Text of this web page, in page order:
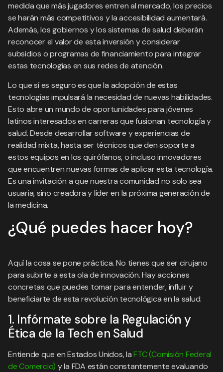
medida que más jugadores entren al mercado, los precios
se harán más competitivos y la accesibilidad aumentará.
Además, los gobiernos y los sistemas de salud deberán
reconocer el valor de esta inversión y considerar
subsidios o programas de financiamiento para integrar
estas tecnologías en sus redes de atención.
Lo que sí es seguro es que la adopción de estas
tecnologías impulsará la necesidad de nuevas habilidades.
Esto abre un mundo de oportunidades para jóvenes
latinos interesados en carreras que fusionan tecnología y
salud. Desde desarrollar software y experiencias de
realidad mixta, hasta ser técnicos que den soporte a
estos equipos en los quirófanos, o incluso innovadores
que encuentren nuevas formas de aplicar esta tecnología.
Es una invitación a que nuestra comunidad no solo sea
usuaria, sino creadora y líder en la próxima generación de
la medicina.
¿Qué puedes hacer hoy?
Aquí la cosa se pone práctica. No tienes que ser cirujano
para subirte a esta ola de innovación. Hay acciones
concretas que puedes tomar para entender, influir y
beneficiarte de esta revolución tecnológica en la salud.
1. Infórmate sobre la Regulación y
Ética de la Tech en Salud
Entiende que en Estados Unidos, laFTC (Comisión Federal
de Comercio) y la FDA están constantemente evaluando